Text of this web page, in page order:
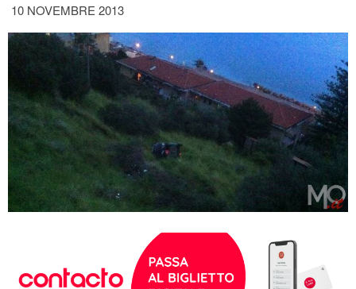
10 NOVEMBRE 2013